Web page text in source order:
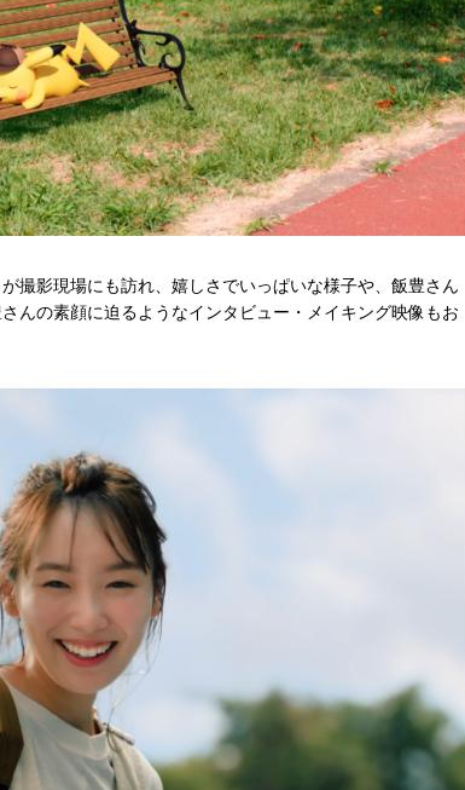
撮影現場にも訪れ、嬉しさでいっぱいな様子や、飯豊さん
んの素顔に迫るようなインタビュー・メイキング映像もお